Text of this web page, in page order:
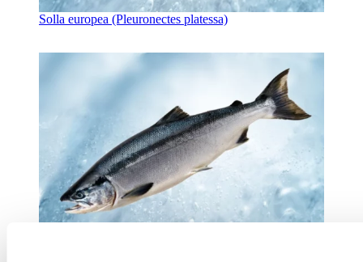
Solla europea (Pleuronectes platessa)